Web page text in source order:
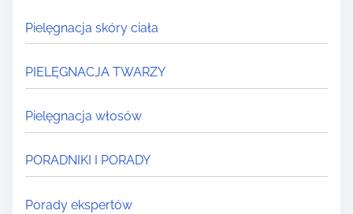
Pielęgnacja skóry ciała
PIELĘGNACJA TWARZY
Pielęgnacja włosów
PORADNIKI I PORADY
Porady ekspertów